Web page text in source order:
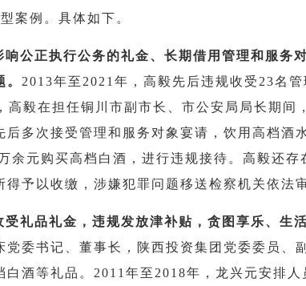
案例。具体如下。
公正执行公务的礼金、长期借用管理和服务对
2013年至2021年，高毅先后违规收受23名
毅在担任铜川市副市长、市公安局局长期间
多次接受管理和服务对象宴请，饮用高档酒
余元购买高档白酒，进行违规接待。高毅还存
予以收缴，涉嫌犯罪问题移送检察机关依法
礼品礼金，违规发放津补贴，贪图享乐、生
委书记、董事长，陕西投资集团党委委员、
酒等礼品。2011年至2018年，龙兴元安排人